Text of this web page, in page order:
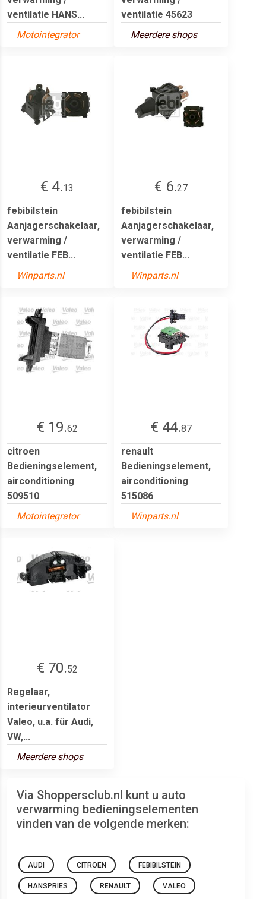
ventilatie HANS...
Motointegrator
ventilatie 45623
Meerdere shops
€ 4.13
febibilstein
Aanjagerschakelaar,
verwarming /
ventilatie FEB...
Winparts.nl
€ 6.27
febibilstein
Aanjagerschakelaar,
verwarming /
ventilatie FEB...
Winparts.nl
€ 19.62
citroen
Bedieningselement,
airconditioning
509510
Motointegrator
€ 44.87
renault
Bedieningselement,
airconditioning
515086
Winparts.nl
€ 70.52
Regelaar,
interieurventilator
Valeo, u.a. für Audi,
VW,...
Meerdere shops
Via Shoppersclub.nl kunt u auto
verwarming bedieningselementen
vinden van de volgende merken:
AUDI CITROEN FEBIBILSTEIN
HANSPRIES RENAULT VALEO